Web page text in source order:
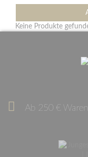
Keine Produkte
Ab 250 €